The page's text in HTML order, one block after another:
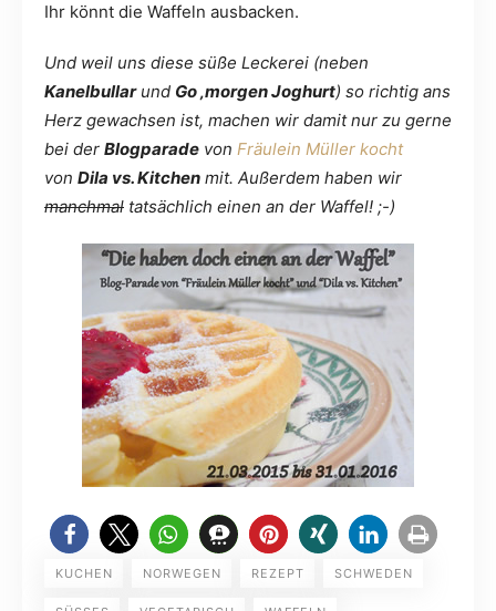
Ihr könnt die Waffeln ausbacken.
Und weil uns diese süße Leckerei (neben
Kanelbullarund Go ‚morgen Joghurt) so richtig ans
Herz gewachsen ist, machen wir damit nur zu gerne
bei der Blogparade von Fräulein Müller kocht
von Dila vs. Kitchen mit. Außerdem haben wir
manchmal tatsächlich einen an der Waffel! ;-)
KUCHEN NORWEGEN REZEPT SCHWEDEN